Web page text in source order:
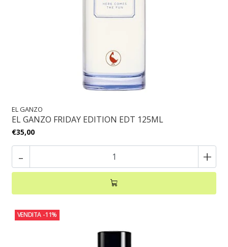
EL GANZO
EL GANZO FRIDAY EDITION EDT 125ML
€35,00
- +
VENDITA -11%